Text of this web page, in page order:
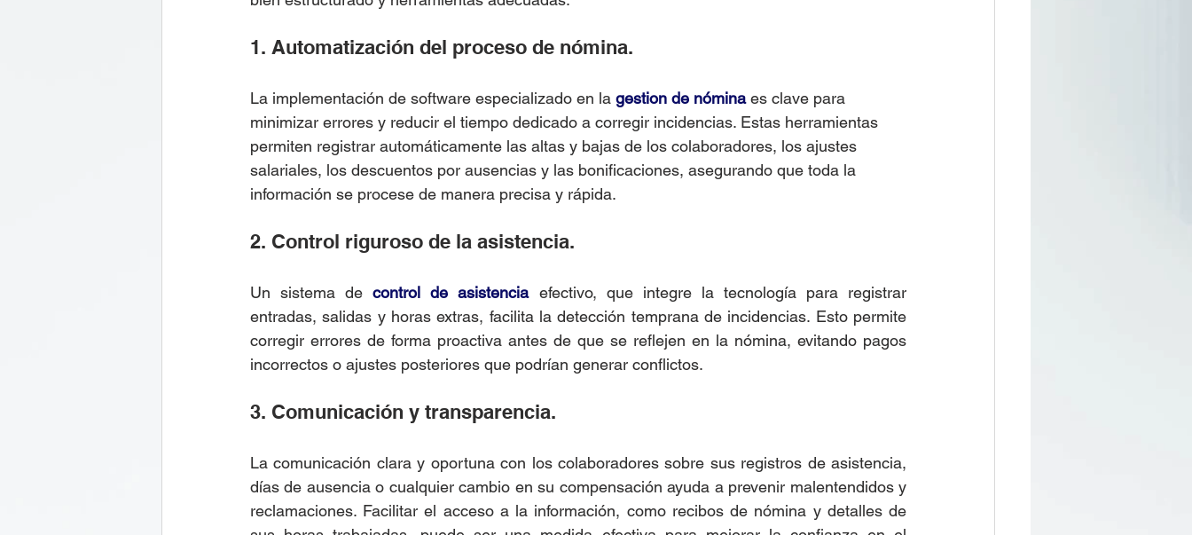
1. Automatización del proceso de nómina.
La implementación de software especializado en la gestion de nómina es clave para
minimizar errores y reducir el tiempo dedicado a corregir incidencias. Estas herramientas
permiten registrar automáticamente las altas y bajas de los colaboradores, los ajustes
salariales, los descuentos por ausencias y las bonificaciones, asegurando que toda la
información se procese de manera precisa y rápida.
2. Control riguroso de la asistencia.
Un sistema de control de asistencia efectivo, que integre la tecnología para registrar
entradas, salidas y horas extras, facilita la detección temprana de incidencias. Esto permite
corregir errores de forma proactiva antes de que se reflejen en la nómina, evitando pagos
incorrectos o ajustes posteriores que podrían generar conflictos.
3. Comunicación y transparencia.
La comunicación clara y oportuna con los colaboradores sobre sus registros de asistencia,
días de ausencia o cualquier cambio en su compensación ayuda a prevenir malentendidos y
reclamaciones. Facilitar el acceso a la información, como recibos de nómina y detalles de